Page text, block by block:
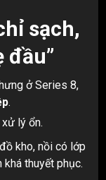
sạch,
đầu”
ở Series 8,
.
lý ổn.
kho, nồi có lớp
thuyết phục.